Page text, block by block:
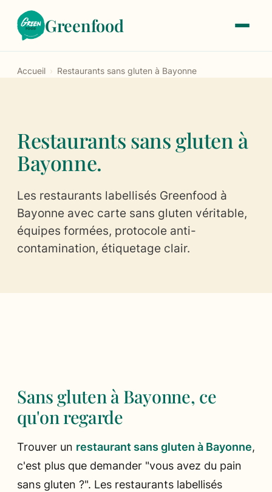
Greenfood
Le label
Notre histoire
Les critères de labellisation
Les tarifs
Trouver un restaurant
Accueil › Restaurants sans gluten à Bayonne
Restaurants sans gluten à
Bayonne.
Les restaurants labellisés Greenfood à
Bayonne avec carte sans gluten véritable,
équipes formées, protocole anti-
contamination, étiquetage clair.
Sans gluten à Bayonne, ce
qu'on regarde
Trouver un restaurant sans gluten à Bayonne,
c'est plus que demander "vous avez du pain
sans gluten ?". Les restaurants labellisés